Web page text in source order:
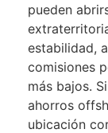
pueden
estabilidad,
comisiones
más bajos.
ahorros
ubicación